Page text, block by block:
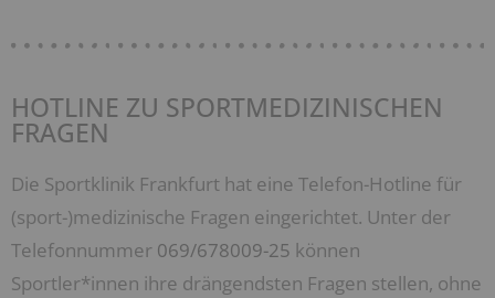
HOTLINE ZU SPORTMEDIZINISCHEN
FRAGEN
Die Sportklinik Frankfurt hat eine Telefon-Hotline für
(sport-)medizinische Fragen eingerichtet. Unter der
Telefonnummer 069/678009-25 können
Sportler*innen ihre drängendsten Fragen stellen, ohne